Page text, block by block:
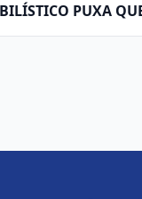
PUXA
RMC, APONTA